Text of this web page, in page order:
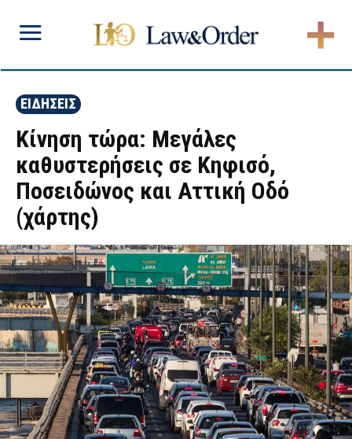
ΕΙΔΗΣΕΙΣ
Κίνηση τώρα: Μεγάλες
καθυστερήσεις σε Κηφισό,
Ποσειδώνος και Αττική Οδό
(χάρτης)